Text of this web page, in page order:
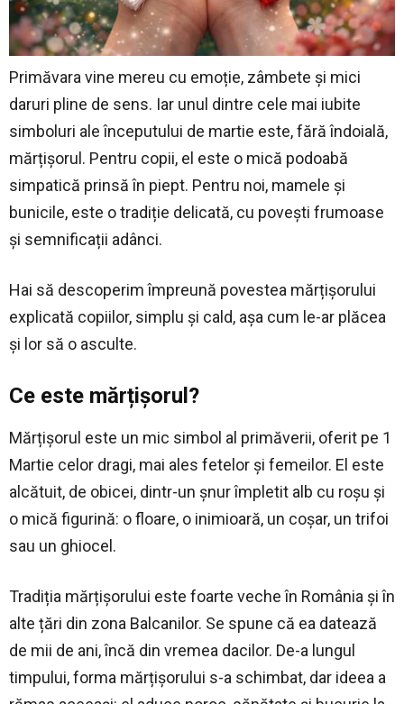
Primăvara vine mereu cu emoție, zâmbete și mici
daruri pline de sens. Iar unul dintre cele mai iubite
simboluri ale începutului de martie este, fără îndoială,
mărțișorul. Pentru copii, el este o mică podoabă
simpatică prinsă în piept. Pentru noi, mamele și
bunicile, este o tradiție delicată, cu povești frumoase
și semnificații adânci.
Hai să descoperim împreună povestea mărțișorului
explicată copiilor, simplu și cald, așa cum le-ar plăcea
și lor să o asculte.
Ce este mărțișorul?
Mărțișorul este un mic simbol al primăverii, oferit pe 1
Martie celor dragi, mai ales fetelor și femeilor. El este
alcătuit, de obicei, dintr-un șnur împletit alb cu roșu și
o mică figurină: o floare, o inimioară, un coșar, un trifoi
sau un ghiocel.
Tradiția mărțișorului este foarte veche în România și în
alte țări din zona Balcanilor. Se spune că ea datează
de mii de ani, încă din vremea dacilor. De-a lungul
timpului, forma mărțișorului s-a schimbat, dar ideea a